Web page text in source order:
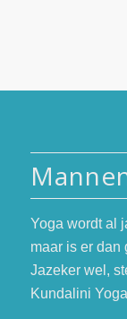
Yoga wordt al
maar is er dan
Jazeker wel,
Kundalini